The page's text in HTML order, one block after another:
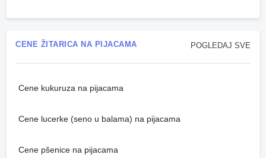
POGLEDAJ SVE
CENE ŽITARICA NA PIJACAMA
Cene kukuruza na pijacama
Cene lucerke (seno u balama) na pijacama
Cene pšenice na pijacama